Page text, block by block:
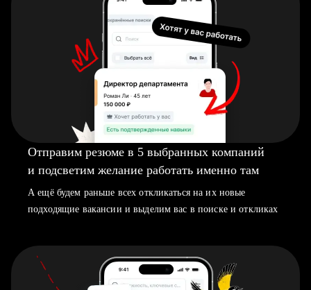
Отправим резюме в 5 выбранных компаний
и подсветим желание работать именно там
А ещё будем раньше всех откликаться на их новые
подходящие вакансии и выделим вас в поиске и откликах